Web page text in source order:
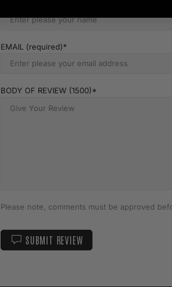
EMAIL (required)
BODY OF REVIEW (1500)
Please note, comments must be approved
SUBMIT REVIEW